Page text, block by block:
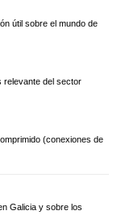
útil sobre el mundo de
relevante del sector
(conexiones de
Galicia y sobre los